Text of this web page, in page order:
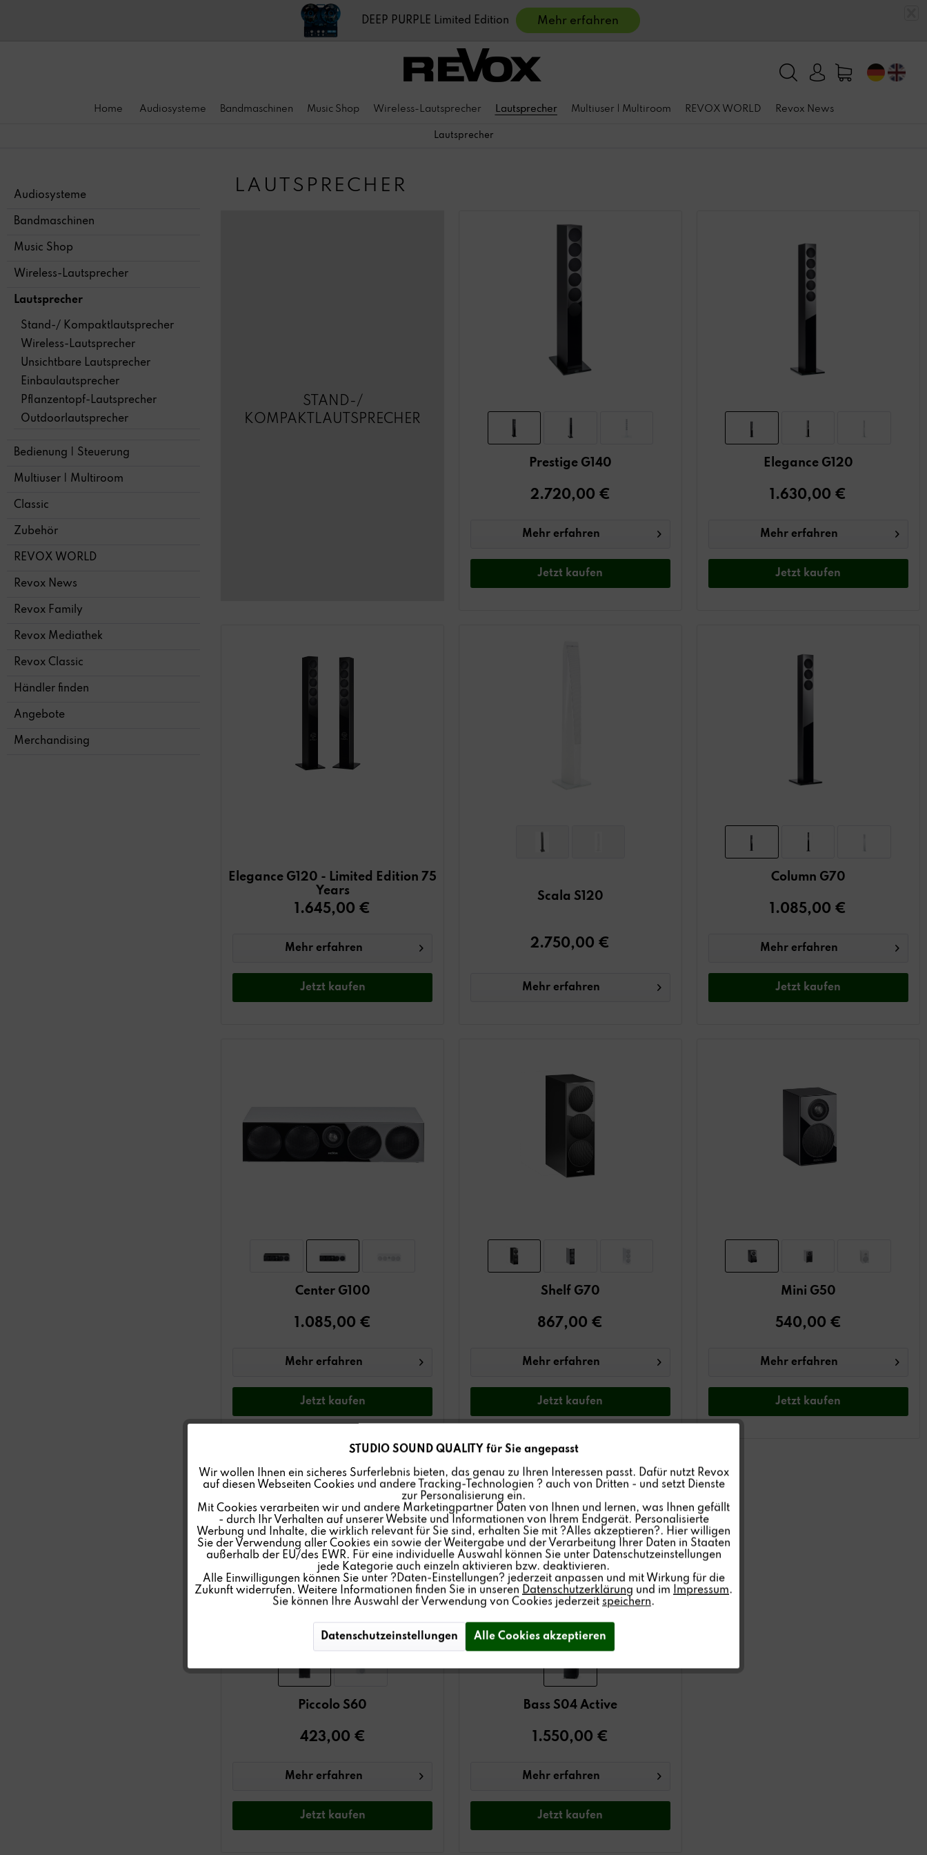
DEEP PURPLE Limited Edition Mehr erfahren
Home Audiosysteme Bandmaschinen Music Shop Wireless-Lautsprecher Lautsprecher Multiuser | Multiroom REVOX WORLD Revox News
Lautsprecher
Audiosysteme
Bandmaschinen
Music Shop
Wireless-Lautsprecher
Lautsprecher
Stand-/ Kompaktlautsprecher
Wireless-Lautsprecher
Unsichtbare Lautsprecher
Einbaulautsprecher
Pflanzentopf-Lautsprecher
Outdoorlautsprecher
Bedienung | Steuerung
Multiuser | Multiroom
Classic
Zubehör
REVOX WORLD
Revox News
Revox Family
Revox Mediathek
Revox Classic
Händler finden
Angebote
Merchandising
LAUTSPRECHER
STAND-/
KOMPAKTLAUTSPRECHER
Prestige G140
2.720,00 €
Mehr erfahren
Jetzt kaufen
Elegance G120
1.630,00 €
Mehr erfahren
Jetzt kaufen
Elegance G120 - Limited Edition 75
Years
1.645,00 €
Mehr erfahren
Jetzt kaufen
Scala S120
2.750,00 €
Mehr erfahren
Column G70
1.085,00 €
Mehr erfahren
Jetzt kaufen
Center G100
1.085,00 €
Mehr erfahren
Jetzt kaufen
Shelf G70
867,00 €
Mehr erfahren
Jetzt kaufen
Mini G50
540,00 €
Mehr erfahren
Jetzt kaufen
Piccolo S60
423,00 €
Mehr erfahren
Jetzt kaufen
Bass S04 Active
1.550,00 €
Mehr erfahren
Jetzt kaufen
Inaktiv
Tracking Inaktiv
Personalisierung Inaktiv
STUDIO SOUND QUALITY für Sie angepasst
Wir wollen Ihnen ein sicheres Surferlebnis bieten, das genau zu Ihren Interessen passt. Dafür nutzt Revox
auf diesen Webseiten Cookies und andere Tracking-Technologien ? auch von Dritten - und setzt Dienste
zur Personalisierung ein.
Mit Cookies verarbeiten wir und andere Marketingpartner Daten von Ihnen und lernen, was Ihnen gefällt
- durch Ihr Verhalten auf unserer Website und Informationen von Ihrem Endgerät. Personalisierte
Werbung und Inhalte, die wirklich relevant für Sie sind, erhalten Sie mit ?Alles akzeptieren?. Hier willigen
Sie der Verwendung aller Cookies ein sowie der Weitergabe und der Verarbeitung Ihrer Daten in Staaten
außerhalb der EU/des EWR. Für eine individuelle Auswahl können Sie unter Datenschutzeinstellungen
jede Kategorie auch einzeln aktivieren bzw. deaktivieren.
Alle Einwilligungen können Sie unter ?Daten-Einstellungen? jederzeit anpassen und mit Wirkung für die
Zukunft widerrufen. Weitere Informationen finden Sie in unseren Datenschutzerklärung und im Impressum.
Sie können Ihre Auswahl der Verwendung von Cookies jederzeit speichern.
Datenschutzeinstellungen Alle Cookies akzeptieren